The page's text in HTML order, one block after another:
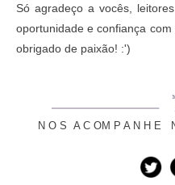
Só agradeço a vocês,
oportunidade e confiança
obrigado de paixão! :')
N O S A C OM P A N H E